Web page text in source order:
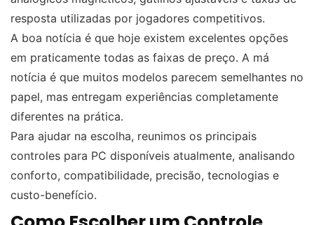
resposta utilizadas por jogadores competitivos.
A boa notícia é que hoje existem excelentes opções
em praticamente todas as faixas de preço. A má
notícia é que muitos modelos parecem semelhantes no
papel, mas entregam experiências completamente
diferentes na prática.
Para ajudar na escolha, reunimos os principais
controles para PC disponíveis atualmente, analisando
conforto, compatibilidade, precisão, tecnologias e
custo-benefício.